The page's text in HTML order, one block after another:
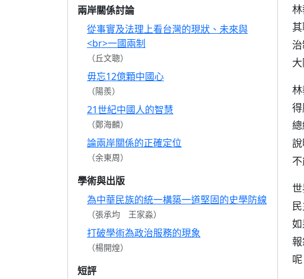
兩岸關係討論
從事實及法理上看台灣的現狀、未來與
<br>一國兩制
（丘文聰）
毋忘12億顆中國心
（陽羨）
21世紀中國人的智慧
（鄭海麟）
論兩岸關係的正確定位
（余東周）
學術與出版
為中華民族的統一構築一道堅固的史學防線
（張承均 王家淼）
打破學術為政治服務的現象
（楊開煌）
短評
呢